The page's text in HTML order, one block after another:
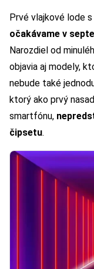
Prvé vlajkové lode
očakávame v
Narozdiel od
objavia aj modely,
nebude také
ktorý ako prvý
smartfónu,
čipsetu.